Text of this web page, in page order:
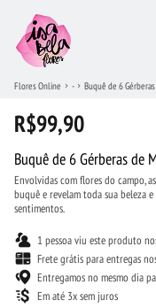
Flores Online - Buquê de 6
R$99,90
Buquê de 6 Gérberas de
Envolvidas com flores do campo,
buquê e revelam toda sua beleza
sentimentos.
1 pessoa viu este produto
Frete grátis para entregas
Entregamos no mesmo dia
Em até 3x sem juros